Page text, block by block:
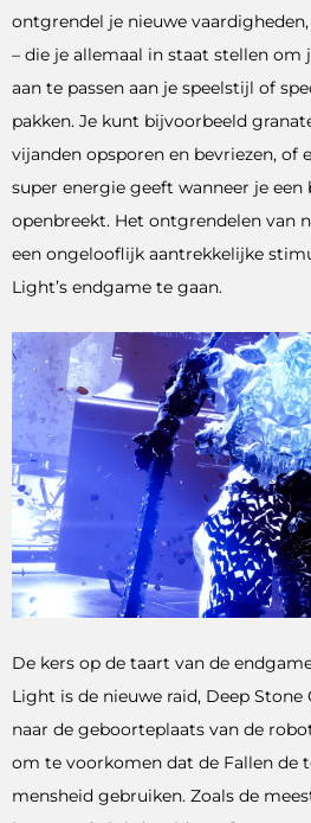
ontgrendel je nieuwe
– die je allemaal in staat stellen om
aan te passen aan je speelstijl of
pakken. Je kunt bijvoorbeeld
vijanden opsporen en bevriezen, of
super energie geeft wanneer je
openbreekt. Het ontgrendelen van
een ongelooflijk aantrekkelijke
Light’s endgame te gaan.
De kers op de taart van de
Light is de nieuwe raid, Deep
naar de geboorteplaats van de
om te voorkomen dat de Fallen de
mensheid gebruiken. Zoals de